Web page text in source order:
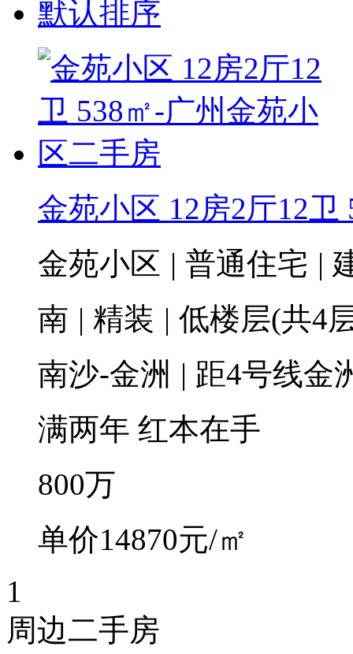
默认排序
金苑小区 12房2厅12卫
金苑小区 | 普通住宅 |
南 | 精装 | 低楼层(共4
南沙-金洲 | 距4号线金
满两年 红本在手
800万
单价14870元/㎡
1
周边二手房